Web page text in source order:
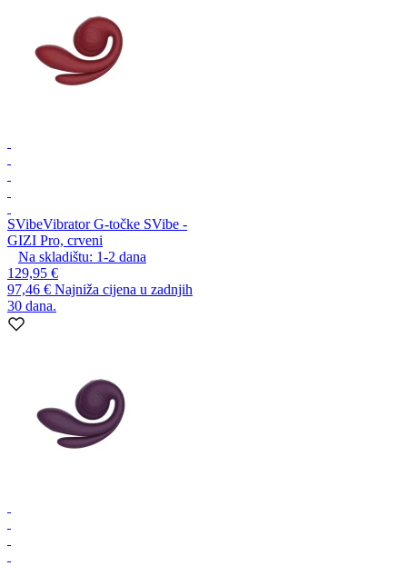
SVibeVibrator G-točke SVibe -
GIZI Pro, crveni
Na skladištu: 1-2 dana
129,95 €
97,46 € Najniža cijena u zadnjih
30 dana.